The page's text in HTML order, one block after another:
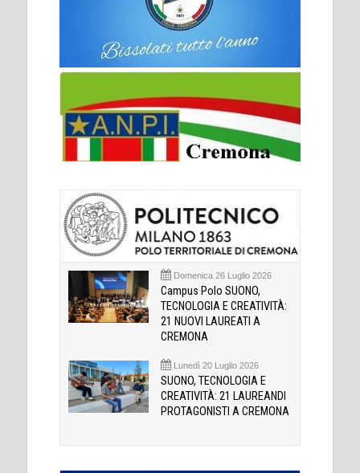
Domenica 26 Luglio 2026
Campus Polo SUONO,
TECNOLOGIA E CREATIVITÀ:
21 NUOVI LAUREATI A
CREMONA
Lunedì 20 Luglio 2026
SUONO, TECNOLOGIA E
CREATIVITÀ: 21 LAUREANDI
PROTAGONISTI A CREMONA